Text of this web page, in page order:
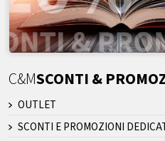
C&MSCONTI &
OUTLET
SCONTI E PROMOZIONI